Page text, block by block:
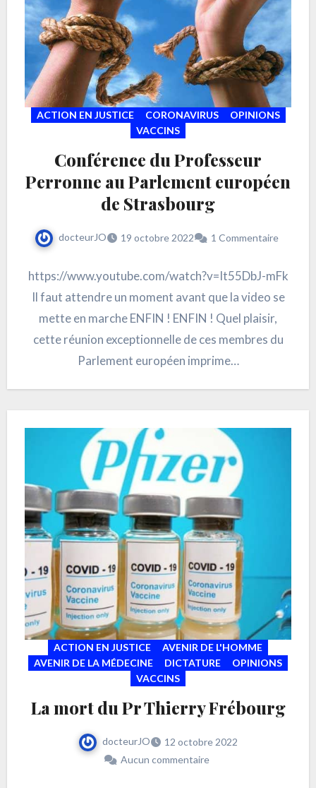
ACTION EN JUSTICE CORONAVIRUS
OPINIONS
VACCINS
Conférence du Professeur
Perronne au Parlement européen
de Strasbourg
docteurJO 19 octobre 2022 1 Commentaire
https://www.youtube.com/watch?v=It55DbJ-mFk
Il faut attendre un moment avant que la video se
mette en marche ENFIN ! ENFIN ! Quel plaisir,
cette réunion exceptionnelle de ces membres du
Parlement européen imprime…
ACTION EN JUSTICE
AVENIR DE L'HOMME
AVENIR DE LA MÉDECINE
DICTATURE
OPINIONS
VACCINS
La mort du Pr Thierry Frébourg
docteurJO
12 octobre 2022
Aucun commentaire